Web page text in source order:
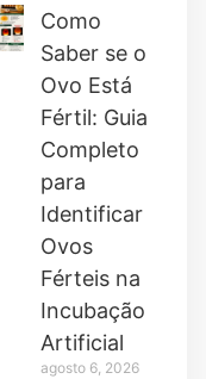
Como
Saber se o
Ovo Está
Fértil: Guia
Completo
para
Identificar
Ovos
Férteis na
Incubação
Artificial
agosto 6, 2026